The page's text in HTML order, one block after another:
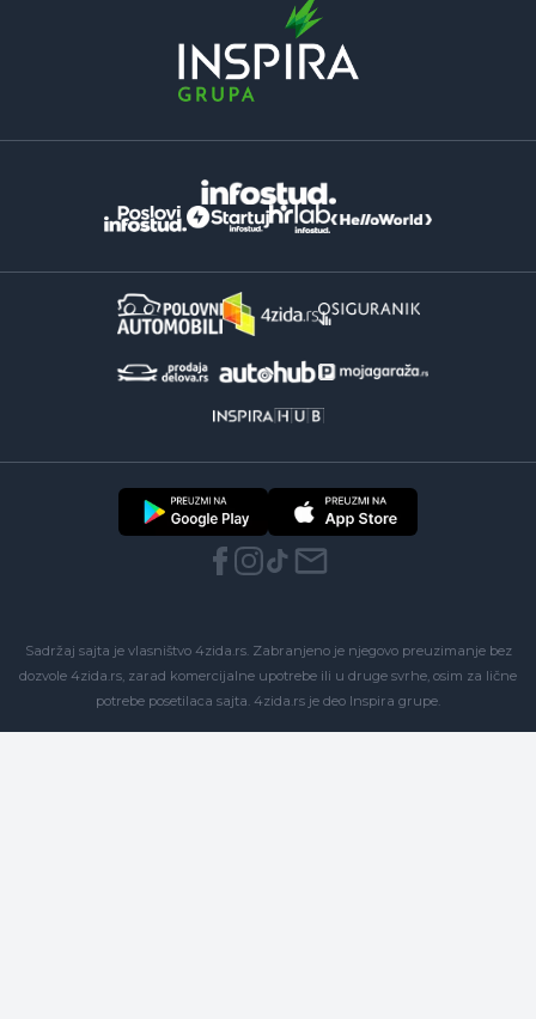
Sadržaj sajta je vlasništvo 4zida.rs. Zabranjeno je njegovo preuzimanje bez
dozvole 4zida.rs, zarad komercijalne upotrebe ili u druge svrhe, osim za lične
potrebe posetilaca sajta. 4zida.rs je deo Inspira grupe.